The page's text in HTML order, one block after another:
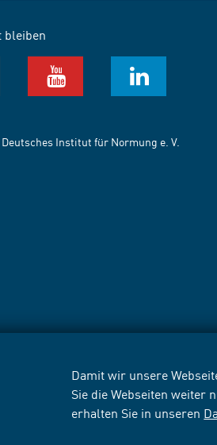
Damit wir unsere
Sie die Webseiten weiter
erhalten Sie in unseren
bleiben
Institut für Normung e. V.